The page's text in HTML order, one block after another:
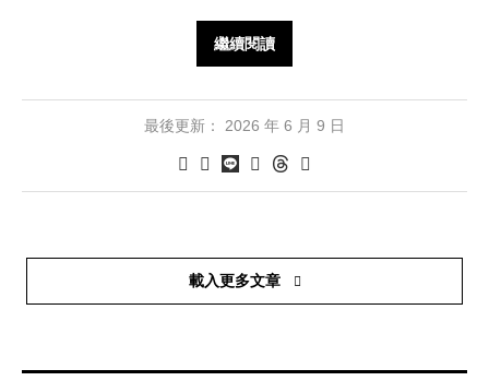
繼續閱讀
最後更新： 2026 年 6 月 9 日
載入更多文章